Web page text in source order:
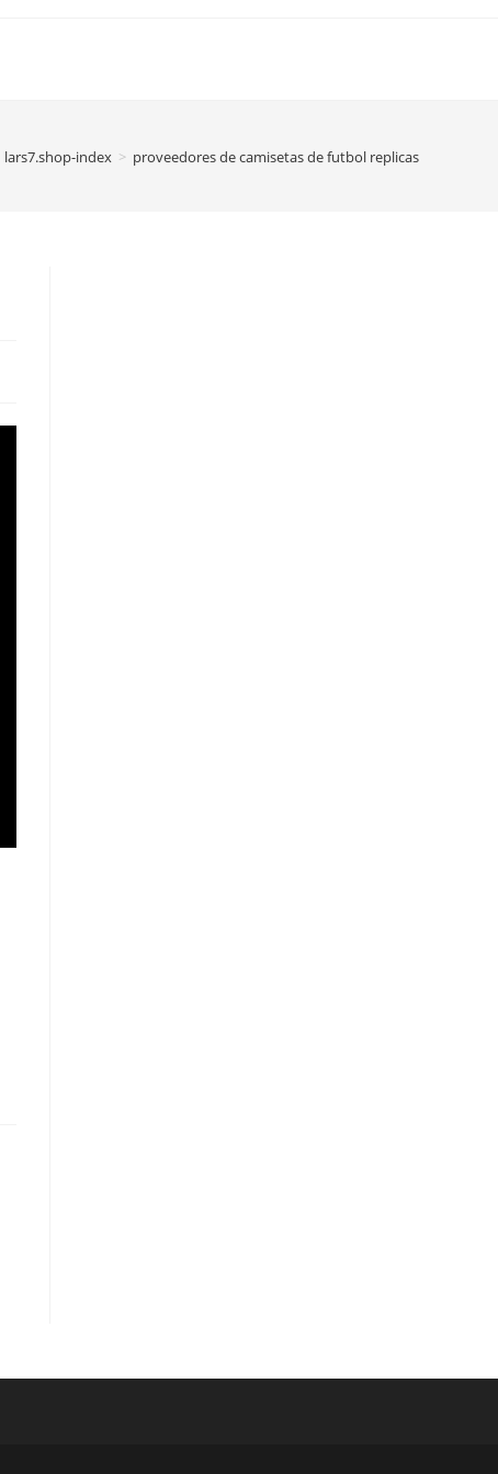
lars7.shop-index > proveedores de camisetas de futbol replicas